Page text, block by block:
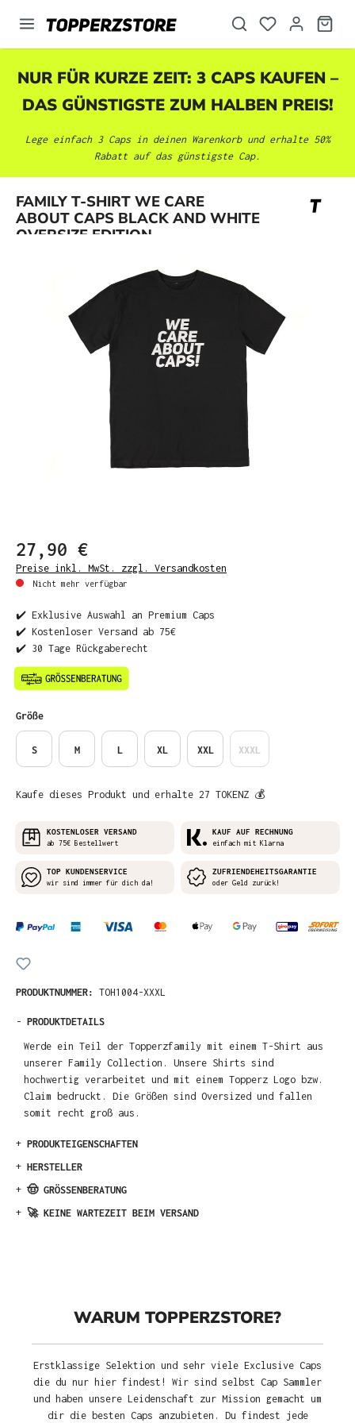
springen
NUR FÜR KURZE ZEIT: 3 CAPS KAUFEN –
DAS GÜNSTIGSTE ZUM HALBEN PREIS!
Lege einfach 3 Caps in deinen Warenkorb und erhalte 50%
Rabatt auf das günstigste Cap.
FAMILY T-SHIRT WE CARE
ABOUT CAPS BLACK AND WHITE
OVERSIZE EDITION
Bildergalerie überspringen
27,90 €
Preise inkl. MwSt. zzgl. Versandkosten
Nicht mehr verfügbar
✔️ Exklusive Auswahl an Premium Caps
✔️ Kostenloser Versand ab 75€
✔️ 30 Tage Rückgaberecht
Größeauswählen
S M L XL XXL XXXL
Kaufe dieses Produkt und erhalte 27 TOKENZ 💰
KOSTENLOSER VERSAND
ab 75€ Bestellwert
KAUF AUF RECHNUNG
einfach mit Klarna
TOP KUNDENSERVICE
wir sind immer für dich da!
ZUFRIENDEHEITSGARANTIE
oder Geld zurück!
PRODUKTNUMMER: TOH1004-XXXL
- PRODUKTDETAILS
Werde ein Teil der Topperzfamily mit einem T-Shirt aus
unserer Family Collection. Unsere Shirts sind
hochwertig verarbeitet und mit einem Topperz Logo bzw.
Claim bedruckt. Die Größen sind Oversized und fallen
somit recht groß aus.
+ PRODUKTEIGENSCHAFTEN
+ HERSTELLER
+ 🤠 GRÖSSENBERATUNG
+ 🚀 KEINE WARTEZEIT BEIM VERSAND
WARUM TOPPERZSTORE?
Erstklassige Selektion und sehr viele Exclusive Caps
die du nur hier findest! Wir sind selbst Cap Sammler
und haben unsere Leidenschaft zur Mission gemacht um
dir die besten Caps anzubieten. Du findest jede